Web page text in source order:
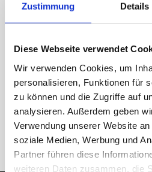
Zustimmung Details
Diese Webseite verwendet
Wir verwenden Cookies, um
personalisieren, Funktionen für
zu können und die Zugriffe auf
analysieren. Außerdem geben
Verwendung unserer Website
soziale Medien, Werbung und
Partner führen diese
weiteren Daten zusammen, die
5 Teppichdesign-Trends für
INSPIRATIONEN